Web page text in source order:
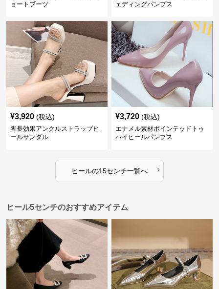
ョートブーツ
ェディングパンプス
¥3,920 (税込)
脚長効果アンクルストラップヒ
ールサンダル
¥3,720 (税込)
エナメル素材ポインテッドトゥ
ハイヒールパンプス
ヒールの15センチ一覧へ ›
ヒール5センチのおすすめアイテム